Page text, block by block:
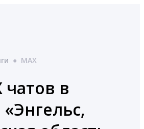
● MAX
чатов в